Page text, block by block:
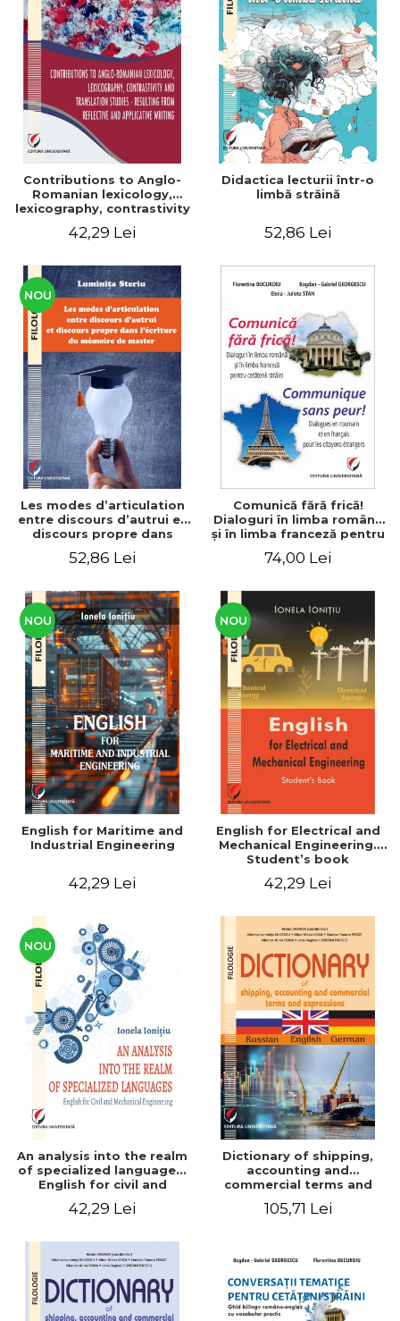
Contributions to Anglo-
Romanian lexicology,
lexicography, contrastivity
Resulting from reflective
42,29 Lei
Didactica lecturii într-o
limbă străină
52,86 Lei
NOU
Les modes d’articulation
entre discours d’autrui et
discours propre dans
master
52,86 Lei
Comunică fără frică!
Dialoguri în limba română
şi în limba franceză pentru
străini/Communique sans
roumain et en français
pour les citoyens
étrangers
74,00 Lei
NOU
English for Maritime and
Industrial Engineering
42,29 Lei
NOU
English for Electrical and
Mechanical Engineering.
Student’s book
42,29 Lei
NOU
An analysis into the realm
of specialized languages.
English for civil and
42,29 Lei
Dictionary of shipping,
accounting and
commercial terms and
English-German
105,71 Lei